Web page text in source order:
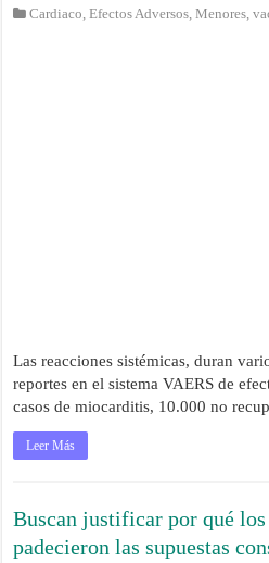
Cardiaco,Efectos Adversos,Menores,
Las reacciones sistémicas, duran
reportes en el sistema VAERS de
casos de miocarditis, 10.000 no
Leer Más
Buscan justificar por qué los
padecieron las supuestas